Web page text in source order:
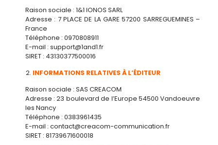
Raison sociale : 1&1 IONOS SARL
Adresse : 7 PLACE DE LA GARE 57200 SARREGUEMINES –
France
Téléphone : 0970808911
E-mail : support@1and1.fr
SIRET : 43130377500016
INFORMATIONS RELATIVES À L’ÉDITEUR
Raison sociale : SAS CREACOM
Adresse : 23 boulevard de l’Europe 54500 Vandoeuvre
les Nancy
Téléphone : 0383961435
E-mail : contact@creacom-communication.fr
SIRET : 81739671600018